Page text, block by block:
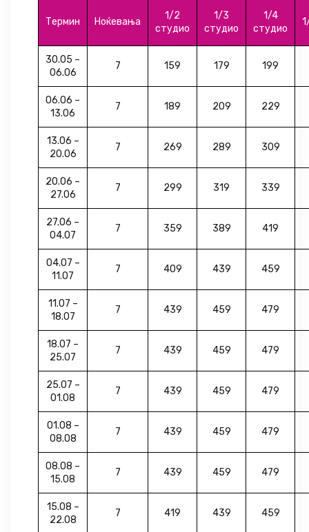
Термин Ноќевања
1/2
студио
1/3
студио
1/4
студио
30.05 –
06.06
7 159 179 199
06.06 –
13.06
7 189 209 229
13.06 –
20.06
7 269 289 309
20.06 –
27.06
7 299 319 339
27.06 –
04.07
7 359 389 419
04.07 –
11.07
7 409 439 459
11.07 –
18.07
7 439 459 479
18.07 –
25.07
7 439 459 479
25.07 –
01.08
7 439 459 479
01.08 –
08.08
7 439 459 479
08.08 –
15.08
7 439 459 479
15.08 –
22.08
7 419 439 459